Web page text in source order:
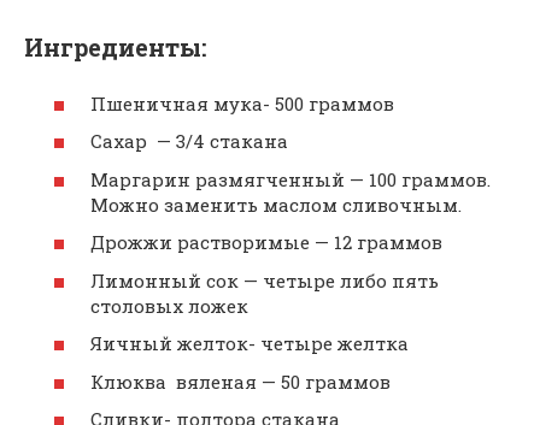
Ингредиенты:
Пшеничная мука- 500 граммов
Сахар — 3/4 стакана
Маргарин размягченный — 100 граммов.
Можно заменить маслом сливочным.
Дрожжи растворимые — 12 граммов
Лимонный сок — четыре либо пять
столовых ложек
Яичный желток- четыре желтка
Клюква вяленая — 50 граммов
Сливки- полтора стакана